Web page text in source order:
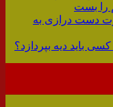
را بست
دست درازی به
باید دیه بپردازد؟